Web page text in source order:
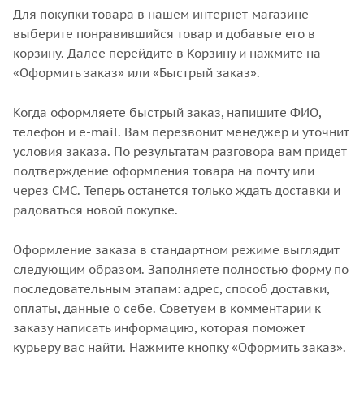
Для покупки товара в нашем интернет-магазине
выберите понравившийся товар и добавьте его в
корзину. Далее перейдите в Корзину и нажмите на
«Оформить заказ» или «Быстрый заказ».
Когда оформляете быстрый заказ, напишите ФИО,
телефон и e-mail. Вам перезвонит менеджер и уточнит
условия заказа. По результатам разговора вам придет
подтверждение оформления товара на почту или
через СМС. Теперь останется только ждать доставки и
радоваться новой покупке.
Оформление заказа в стандартном режиме выглядит
следующим образом. Заполняете полностью форму по
последовательным этапам: адрес, способ доставки,
оплаты, данные о себе. Советуем в комментарии к
заказу написать информацию, которая поможет
курьеру вас найти. Нажмите кнопку «Оформить заказ».